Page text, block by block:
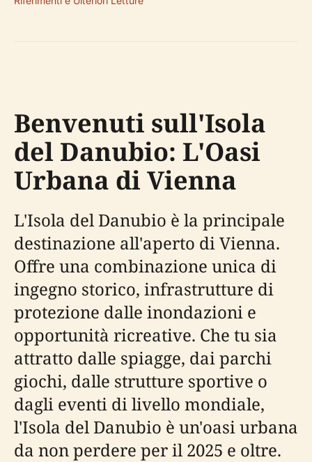
Benvenuti sull'Isola
del Danubio: L'Oasi
Urbana di Vienna
L'Isola del Danubio è la principale
destinazione all'aperto di Vienna.
Offre una combinazione unica di
ingegno storico, infrastrutture di
protezione dalle inondazioni e
opportunità ricreative. Che tu sia
attratto dalle spiagge, dai parchi
giochi, dalle strutture sportive o
dagli eventi di livello mondiale,
l'Isola del Danubio è un'oasi urbana
da non perdere per il 2025 e oltre.